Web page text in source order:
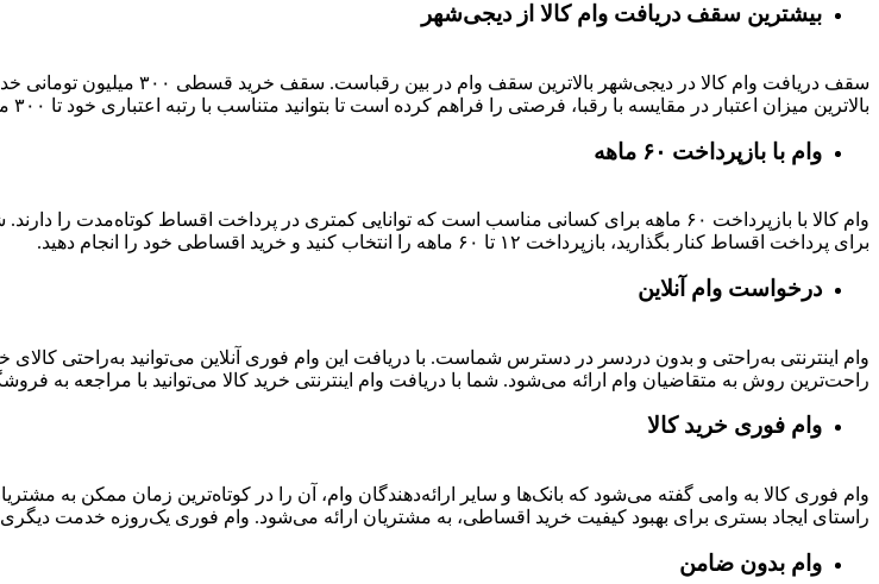
بیشترین سقف دریافت وام کالا از دیجی‌شهر
سقف دریافت وام کالا در
بالاترین میزان اعتبار در مقایسه با رقبا، فرصتی را فراهم کرده است تا بتوانید متناسب با رتبه اعتباری خود تا ۳۰۰ میلیون وام دریافت کنید و خرید اعتباری خود را انجام دهید.
وام با بازپرداخت ۶۰ ماهه
وام کالا با بازپرداخت ۶۰ ماهه برای کسانی مناسب است که توانایی کمتری در پرداخت اقساط
برای پرداخت اقساط کنار بگذارید، بازپرداخت ۱۲ تا ۶۰ ماهه را انتخاب کنید و خرید اقساطی خود را انجام دهید.
درخواست وام آنلاین
وام اینترنتی به‌راحتی و بدون دردسر در دسترس شماست. با دریافت این وام فوری آنلاین می‌توانید به‌راحتی
راحت‌ترین روش به متقاضیان وام ارائه می‌شود. شما با دریافت وام اینترنتی خرید کالا می‌توانید با مراجعه به
وام فوری خرید کالا
وام فوری کالا به وامی گفته می‌شود که بانک‌ها و سایر ارائه‌دهندگان وام، آن را در کوتاه‌ترین زمان ممکن به
راستای ایجاد بستری برای بهبود کیفیت خرید اقساطی، به مشتریان ارائه می‌شود. وام فوری یک‌روزه خدمت
وام بدون ضامن